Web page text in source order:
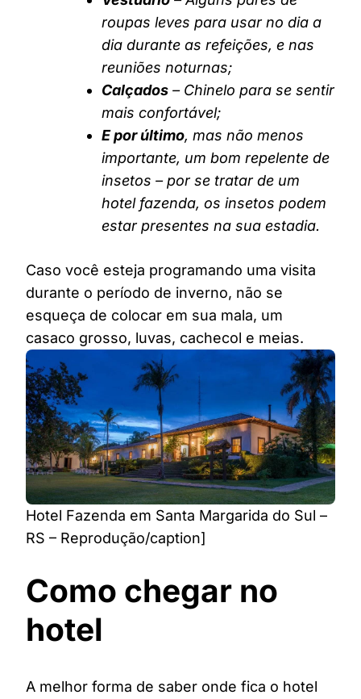
roupas leves para usar no dia a
dia durante as refeições, e nas
reuniões noturnas;
Calçados – Chinelo para se sentir
mais confortável;
E por último, mas não menos
importante, um bom repelente de
insetos – por se tratar de um
hotel fazenda, os insetos podem
estar presentes na sua estadia.
Caso você esteja programando uma visita
durante o período de inverno, não se
esqueça de colocar em sua mala, um
casaco grosso, luvas, cachecol e meias.
Hotel Fazenda em Santa Margarida do Sul –
RS – Reprodução/caption]
Como chegar no
hotel
A melhor forma de saber onde fica o hotel